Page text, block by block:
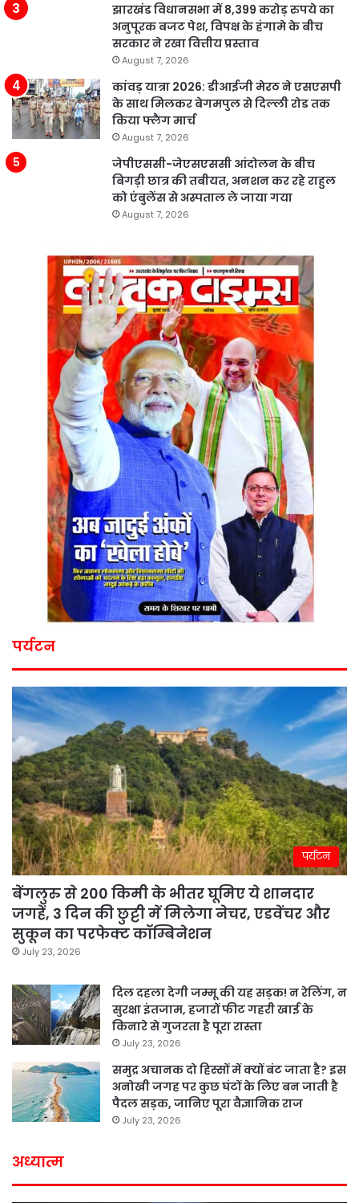
झारखंड विधानसभा में 8,399 करोड़ रुपये का
अनुपूरक बजट पेश, विपक्ष के हंगामे के बीच
सरकार ने रखा वित्तीय प्रस्ताव
August 7, 2026
कांवड़ यात्रा 2026: डीआईजी मेरठ ने एसएसपी
के साथ मिलकर बेगमपुल से दिल्ली रोड तक
किया फ्लैग मार्च
August 7, 2026
जेपीएससी-जेएसएससी आंदोलन के बीच
बिगड़ी छात्र की तबीयत, अनशन कर रहे राहुल
को एंबुलेंस से अस्पताल ले जाया गया
August 7, 2026
पर्यटन
पर्यटन
बेंगलुरु से 200 किमी के भीतर घूमिए ये शानदार
जगहें, 3 दिन की छुट्टी में मिलेगा नेचर, एडवेंचर और
सुकून का परफेक्ट कॉम्बिनेशन
July 23, 2026
दिल दहला देगी जम्मू की यह सड़क! न रेलिंग, न
सुरक्षा इंतजाम, हजारों फीट गहरी खाई के
किनारे से गुजरता है पूरा रास्ता
July 23, 2026
समुद्र अचानक दो हिस्सों में क्यों बंट जाता है? इस
अनोखी जगह पर कुछ घंटों के लिए बन जाती है
पैदल सड़क, जानिए पूरा वैज्ञानिक राज
July 23, 2026
अध्यात्म